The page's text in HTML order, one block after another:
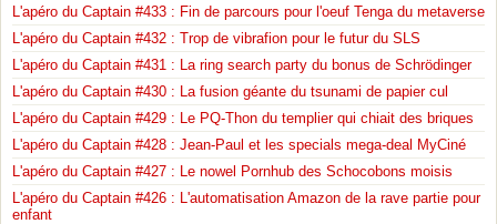
L'apéro du Captain #433 : Fin de parcours pour l'oeuf Tenga du metaverse
L'apéro du Captain #432 : Trop de vibrafion pour le futur du SLS
L'apéro du Captain #431 : La ring search party du bonus de Schrödinger
L'apéro du Captain #430 : La fusion géante du tsunami de papier cul
L'apéro du Captain #429 : Le PQ-Thon du templier qui chiait des briques
L'apéro du Captain #428 : Jean-Paul et les specials mega-deal MyCiné
L'apéro du Captain #427 : Le nowel Pornhub des Schocobons moisis
L'apéro du Captain #426 : L'automatisation Amazon de la rave partie pour
enfant